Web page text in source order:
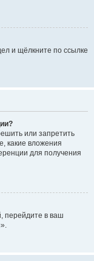
и щёлкните по ссылке
или запретить
какие вложения
для получения
перейдите в ваш